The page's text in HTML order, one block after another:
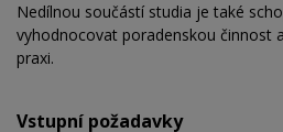
Nedílnou součástí studia je také
vyhodnocovat poradenskou činnost
praxi.
Vstupní požadavky